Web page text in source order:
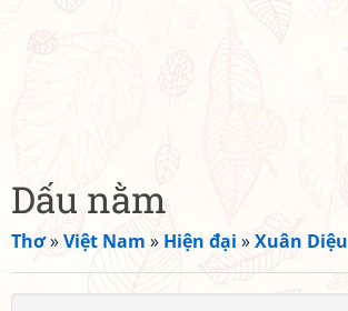
Dấu nằm
Thơ»Việt Nam » Hiện đại »Xuân Diệu